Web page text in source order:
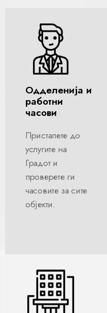
Одделенија и
работни
часови
Пристапете до
услугите на
Градот и
проверете ги
часовите за сите
објекти.